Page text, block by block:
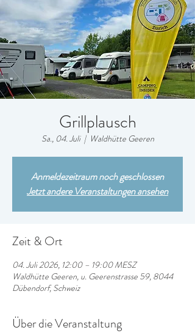
Grillplausch
Sa., 04. Juli
  |
Waldhütte Geeren
Anmeldezeitraum noch geschlossen
Jetzt andere Veranstaltungen ansehen
Zeit & Ort
04. Juli 2026, 12:00 – 19:00 MESZ
Waldhütte Geeren, u. Geerenstrasse 59, 8044
Dübendorf, Schweiz
Über die Veranstaltung